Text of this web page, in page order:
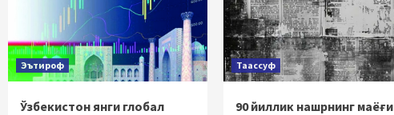
Эътироф
Ўзбекистон янги глобал
Таассуф
90 йиллик нашрнинг маёғи